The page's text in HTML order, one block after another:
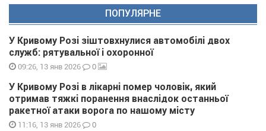
ПОПУЛЯРНЕ
У Кривому Розі зіштовхнулися автомобілі двох
служб: рятувальної і охоронної
09:26, 13 янв 2026 0
У Кривому Розі в лікарні помер чоловік, який
отримав тяжкі поранення внаслідок останньої
ракетної атаки ворога по нашому місту
11:16, 13 янв 2026 0